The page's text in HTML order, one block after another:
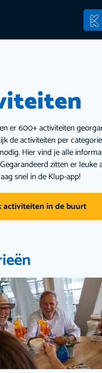
er 600+ activiteiten
de activiteiten per
Hier vind je alle
zitten er
snel in de Klup-app!
activiteiten in de buurt